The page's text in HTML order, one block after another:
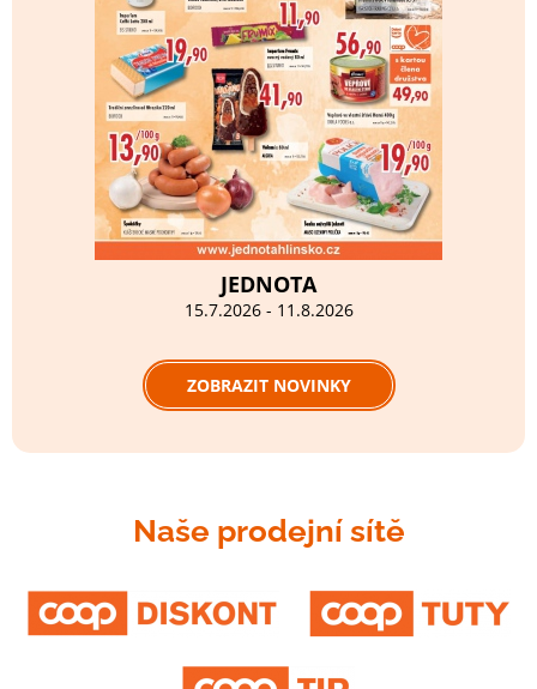
JEDNOTA
15.7.2026 - 11.8.2026
ZOBRAZIT NOVINKY
Naše prodejní sítě